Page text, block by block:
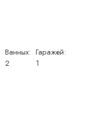
Ванных:
2
Гаражей:
1